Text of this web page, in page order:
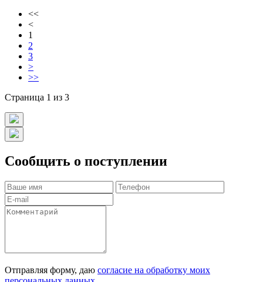
<<
<
1
2
3
>
>>
Страница 1 из 3
Сообщить о поступлении
Отправляя форму, даю согласие на обработку моих